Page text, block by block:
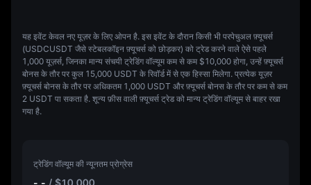
यह इवेंट केवल नए यूज़र के लिए ओपन है. इस इवेंट के दौरान किसी भी परपेचुअल फ़्यूचर्स
(USDCUSDT जैसे स्टेबलकॉइन फ़्यूचर्स को छोड़कर) को ट्रेड करने वाले ऐसे पहले
1,000 यूज़र्स, जिनका मान्य संचयी ट्रेडिंग वॉल्यूम कम से कम $10,000 होगा, उन्हें फ़्यूचर्स
बोनस के तौर पर कुल 15,000 USDT के रिवॉर्ड में से एक हिस्सा मिलेगा. प्रत्येक यूज़र
फ़्यूचर्स बोनस के तौर पर अधिकतम 1,000 USDT औरफ़्यूचर्स बोनस के तौर पर कम से कम
2 USDT पा सकता है. शून्य फ़ीस वाली फ़्यूचर्स ट्रेड को मान्य ट्रेडिंग वॉल्यूम से बाहर रखा
गया है.
ट्रेडिंग वॉल्यूम की न्यूनतम प्रोग्रेस
- - / $10,000